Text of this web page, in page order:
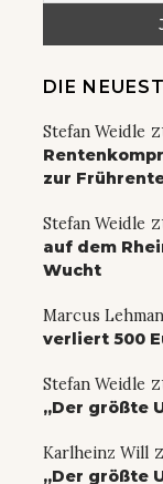
DIE
Stefan Weidle
zur
Stefan Weidle
auf dem
Wucht
Marcus
verliert 500
Stefan Weidle
„Der größte
Karlheinz Will
„Der größte